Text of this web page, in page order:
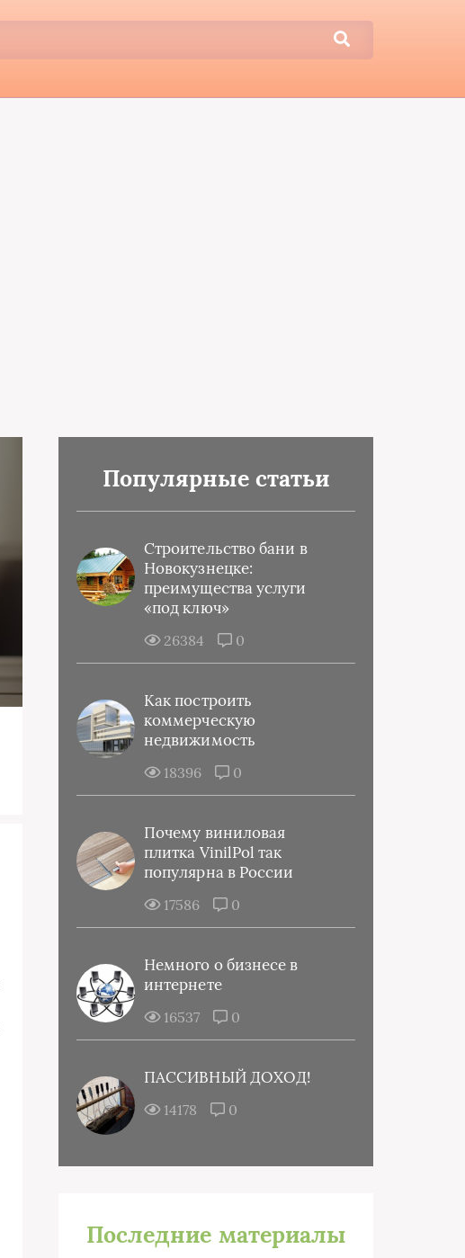
Популярные статьи
Строительство бани в
Новокузнецке:
преимущества услуги
«под ключ»
26384 0
Как построить
коммерческую
недвижимость
18396 0
Почему виниловая
плитка VinilPol так
популярна в России
17586 0
Немного о бизнесе в
интернете
16537 0
ПАССИВНЫЙ ДОХОД!
14178 0
Последние материалы